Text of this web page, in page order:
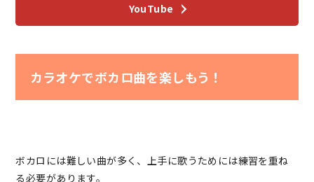
YouTube
カラオケでボカロ曲を楽しもう！
ボカロには難しい曲が多く、上手に歌うためには練習を重ね
る必要があります。